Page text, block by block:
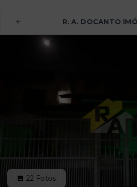
R. A. DOCANTO
22 Fotos